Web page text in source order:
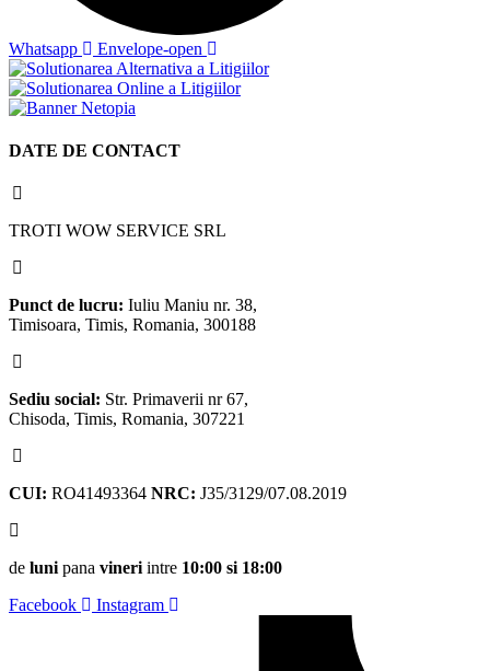
Whatsapp Envelope-open
DATE DE CONTACT
TROTI WOW SERVICE SRL
Punct de lucru: Iuliu Maniu nr. 38,
Timisoara, Timis, Romania, 300188
Sediu social: Str. Primaverii nr 67,
Chisoda, Timis, Romania, 307221
CUI: RO41493364 NRC: J35/3129/07.08.2019
de luni pana vineri intre 10:00 si 18:00
Facebook
Instagram